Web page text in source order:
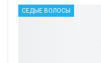
СЕДЫЕ ВОЛОСЫ